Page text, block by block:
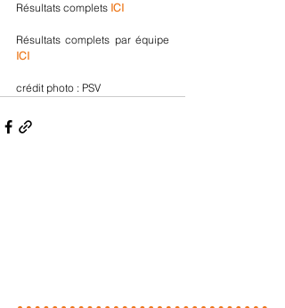
Résultats complets ICI
ICI
crédit photo : PSV